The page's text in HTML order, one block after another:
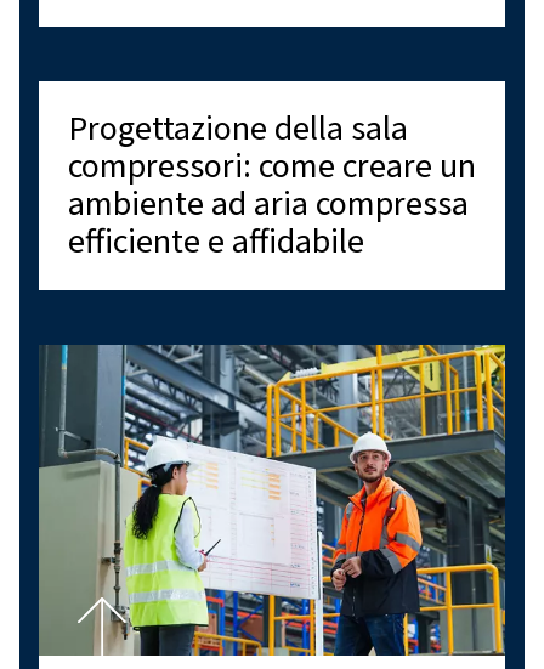
per il trattamento dell'aria. Forniamo anche
gamma di opzioni di assistenza per
vostre esigenze di aria compressa. Affidatevi
nostra esperienza per fornire soluzioni
alta qualità all'avanguardia dell'innovazione.
opzioni di connettività, abbiamo una
per ricevere assistenza personalizzata e
tutte le tue domande!
Contattaci